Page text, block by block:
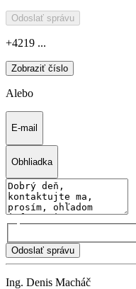
Odoslať správu
+4219 ...
Zobraziť číslo
Alebo
E-mail
Obhliadka
Odoslať správu
Ing. Denis Macháč